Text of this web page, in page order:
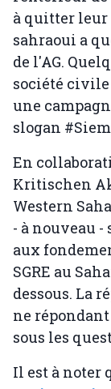
à quitter leur
sahraoui a
de l'AG.
société civile
une
slogan
En
Kritischen
Western
- à nouveau
aux
SGRE au
dessous. La
ne
sous les
Il est à noter